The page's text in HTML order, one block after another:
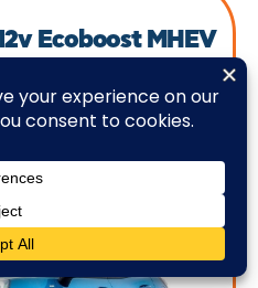
Ecoboost MHEV